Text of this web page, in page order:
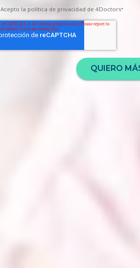
Acepto la política de privacidad de 4Doctors*